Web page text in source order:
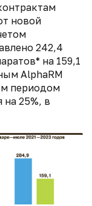
новой
242,4
на 159,1
AlphaRM
периодом
на 25%, в